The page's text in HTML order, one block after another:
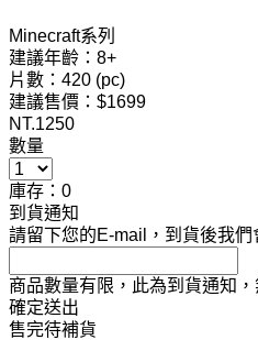
Minecraft系列
建議年齡：8+
片數：420 (pc)
建議售價：$1699
NT.1250
數量
庫存：0
到貨通知
請留下您的E-mail，到貨後我們
商品數量有限，此為到貨通知，
確定送出
售完待補貨